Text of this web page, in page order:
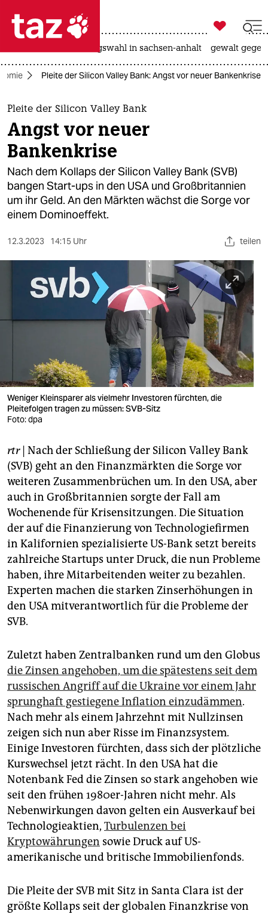
 taz zahl ich
taz zahl ich
themen
politik
öko
gesellschaft
kultur
sport
nord
wahrheit
verlag
veranstaltungen
shop
fragen & hilfe
unterstützen
abo
genossenschaft
epaper login

taz zahl ich
landtagswahl in sachsen-anhalt gewalt
Pleite der Silicon Valley Bank: Angst vor neuer Bankenkrise
Pleite der Silicon Valley Bank
Angst vor neuer
Bankenkrise
Nach dem Kollaps der Silicon Valley Bank (SVB)
bangen Start-ups in den USA und Großbritannien
um ihr Geld. An den Märkten wächst die Sorge vor
einem Dominoeffekt.
12.3.2023 14:15 Uhr teilen
Weniger Kleinsparer als vielmehr Investoren fürchten, die
Pleitefolgen tragen zu müssen: SVB-Sitz
Foto: dpa
rtr| Nach der Schließung der Silicon Valley Bank
(SVB) geht an den Finanzmärkten die Sorge vor
weiteren Zusammenbrüchen um. In den USA, aber
auch in Großbritannien sorgte der Fall am
Wochenende für Krisensitzungen. Die Situation
der auf die Finanzierung von Technologiefirmen
in Kalifornien spezialisierte US-Bank setzt bereits
zahlreiche Startups unter Druck, die nun Probleme
haben, ihre Mitarbeitenden weiter zu bezahlen.
Experten machen die starken Zinserhöhungen in
den USA mitverantwortlich für die Probleme der
SVB.
Zuletzt haben Zentralbanken rund um den Globus
die Zinsen angehoben, um die spätestens seit dem
russischen Angriff auf die Ukraine vor einem Jahr
sprunghaft gestiegene Inflation einzudämmen.
Nach mehr als einem Jahrzehnt mit Nullzinsen
zeigen sich nun aber Risse im Finanzsystem.
Einige Investoren fürchten, dass sich der plötzliche
Kurswechsel jetzt rächt. In den USA hat die
Notenbank Fed die Zinsen so stark angehoben wie
seit den frühen 1980er-Jahren nicht mehr. Als
Nebenwirkungen davon gelten ein Ausverkauf bei
Technologieaktien, Turbulenzen bei
Kryptowährungen sowie Druck auf US-
amerikanische und britische Immobilienfonds.
Die Pleite der SVB mit Sitz in Santa Clara ist der
größte Kollaps seit der globalen Finanzkrise von